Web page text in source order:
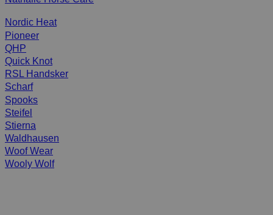
Nordic Heat
Pioneer
QHP
Quick Knot
RSL Handsker
Scharf
Spooks
Steifel
Stierna
Waldhausen
Woof Wear
Wooly Wolf